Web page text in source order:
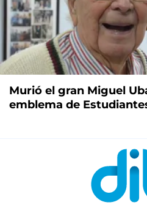
Murió el gran Miguel
emblema de